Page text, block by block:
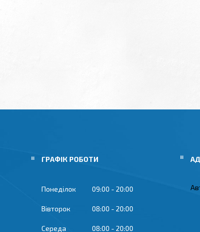
ГРАФІК РОБОТИ
Понеділок 09:00 20:00
Вівторок 08:00 20:00
Середа 08:00 20:00